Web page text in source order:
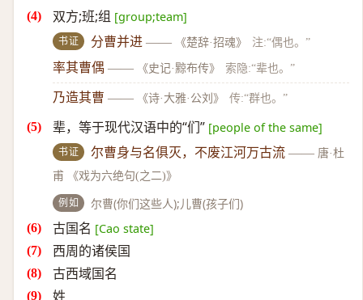
双方;班;组 [group;team]
书证 分曹并进 —— 《楚辞·招魂》 注:“偶也。”
率其曹偶 —— 《史记·黥布传》 索隐:“辈也。”
乃造其曹 —— 《诗·大雅·公刘》 传:“群也。”
辈，等于现代汉语中的“们” [people of the same]
书证 尔曹身与名俱灭，不废江河万古流 —— 唐·杜
甫 《戏为六绝句(之二)》
例如 尔曹(你们这些人);儿曹(孩子们)
古国名 [Cao state]
西周的诸侯国
古西域国名
姓